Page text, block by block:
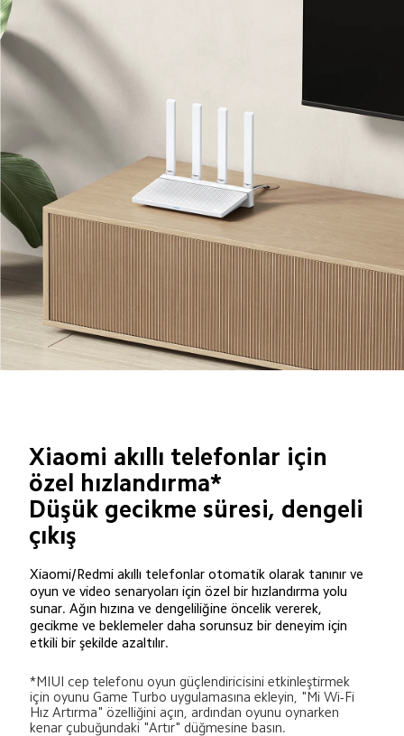
Xiaomi akıllı telefonlar için
özel hızlandırma*
Düşük gecikme süresi, dengeli
çıkış
Xiaomi/Redmi akıllı telefonlar otomatik olarak tanınır ve
oyun ve video senaryoları için özel bir hızlandırma yolu
sunar. Ağın hızına ve dengeliliğine öncelik vererek,
gecikme ve beklemeler daha sorunsuz bir deneyim için
etkili bir şekilde azaltılır.
*MIUI cep telefonu oyun güçlendiricisini etkinleştirmek
için oyunu Game Turbo uygulamasına ekleyin, "Mi Wi-Fi
Hız Artırma" özelliğini açın, ardından oyunu oynarken
kenar çubuğundaki "Artır" düğmesine basın.